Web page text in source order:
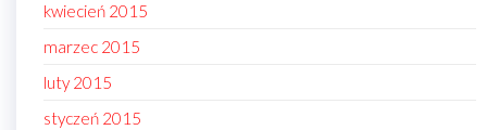
kwiecień 2015
marzec 2015
luty 2015
styczeń 2015